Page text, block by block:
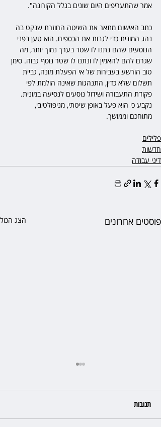
אמר שהתעריפים היום שונים בגלל הקורונה".
כתב האישום מתאר את השיטה החוזרת שנקט בה
נהג המונית כדי לגבות את הכספים. הוא טען בפני
הנוסעים שהם נתנו לו שטר בערך נמוך יותר, מה
שגרם להם להאמין לו ונתנו לו שטר נוסף גבוה. סימן
טוב הורשע בעבירות של אי הפעלת מונה, גביית
תשלום שלא כדין, התנהגות שאינה הולמת לפי
פקודת התעבורה ושידול נוסעים לנסיעה במונית.
נקבע כי הוא פעל באופן שיטתי, מניפולטיבי,
מתוחכם וממושך.
פלילים
חדשות
דיני עבודה
פוסטים אחרונים הצג הכול
תגובות